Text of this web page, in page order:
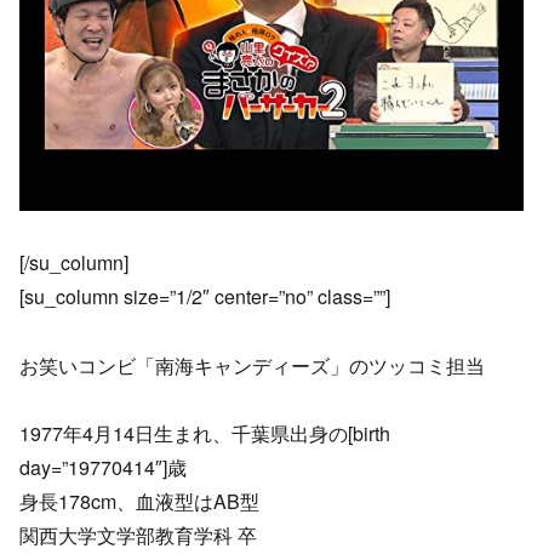
[/su_column]
[su_column size=”1/2″ center=”no” class=””]
お笑いコンビ「南海キャンディーズ」のツッコミ担当
1977年4月14日生まれ、千葉県出身の[birth
day=”19770414″]歳
身長178cm、血液型はAB型
関西大学文学部教育学科 卒